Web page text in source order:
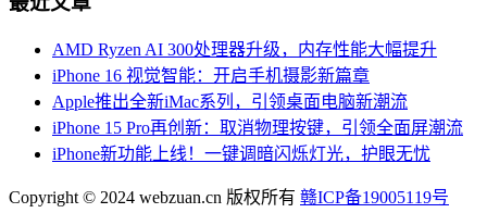
AMD Ryzen AI 300处理器升级，内存性能大幅提升
iPhone 16 视觉智能：开启手机摄影新篇章
Apple推出全新iMac系列，引领桌面电脑新潮流
iPhone 15 Pro再创新：取消物理按键，引领全面屏潮流
iPhone新功能上线！一键调暗闪烁灯光，护眼无忧
Copyright © 2024 webzuan.cn 版权所有 赣ICP备19005119号